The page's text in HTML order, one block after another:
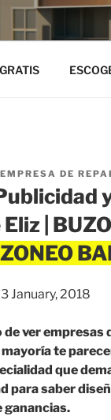
EMPRESA DE
|
January, 2018
ver empresas
mayoría te
que
para saber
ganancias.